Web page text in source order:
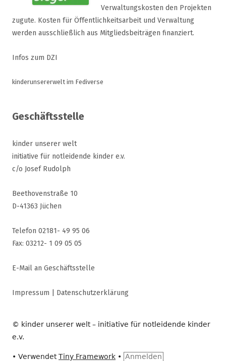
Verwaltungskosten den Projekten
zugute. Kosten für Öffentlichkeitsarbeit und Verwaltung
werden ausschließlich aus Mitgliedsbeiträgen finanziert.
Infos zum DZI
kinderunsererwelt im Fediverse
Geschäftsstelle
kinder unserer welt
initiative für notleidende kinder e.v.
c/o Josef Rudolph
Beethovenstraße 10
D-41363 Jüchen
Telefon 02181- 49 95 06
Fax: 03212- 1 09 05 05
E-Mail an Geschäftsstelle
Impressum Datenschutzerklärung
© kinder unserer welt – initiative für notleidende kinder
e.v.
• VerwendetTiny Framework • Anmelden